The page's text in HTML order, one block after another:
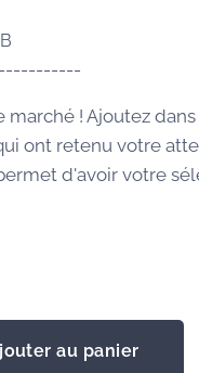
marché ! Ajoutez
ont retenu votre
d'avoir votre
au panier